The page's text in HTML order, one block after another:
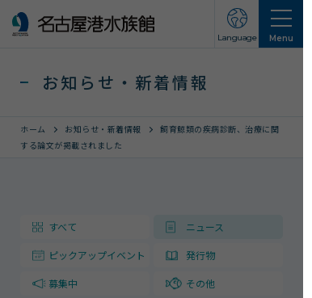
Menu
Language
営業・イベントスケジュール
お知らせ・新着情報
お知らせ・新着情報
ホーム お知らせ・新着情報
飼育鯨類の疾病診断、治療に関
する論文が掲載されました
すべて ニュース
ピックアップイベント 発行物
募集中 その他